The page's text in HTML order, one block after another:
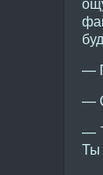
—
—
—
Ты